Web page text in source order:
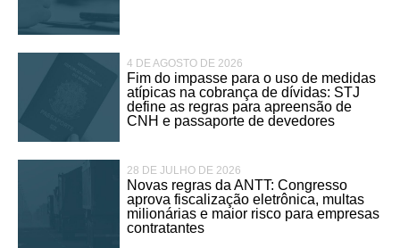
4 DE AGOSTO DE 2026
Fim do impasse para o uso de medidas
atípicas na cobrança de dívidas: STJ
define as regras para apreensão de
CNH e passaporte de devedores
28 DE JULHO DE 2026
Novas regras da ANTT: Congresso
aprova fiscalização eletrônica, multas
milionárias e maior risco para empresas
contratantes